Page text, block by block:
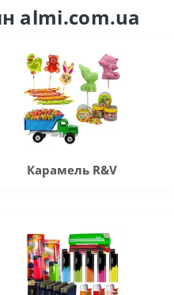
almi.com.ua
Карамель R&V